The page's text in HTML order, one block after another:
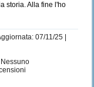
storia. Alla fine l'ho
07/11/25 |
Nessuno